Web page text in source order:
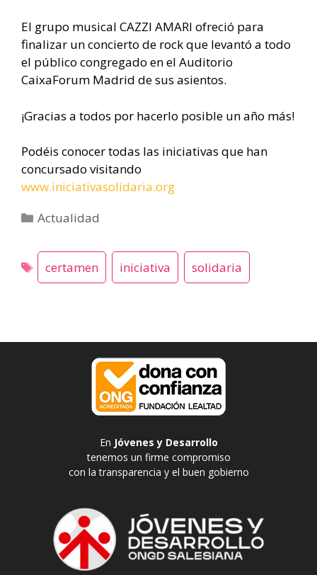
El grupo musical CAZZI AMARI ofreció para
finalizar un concierto de rock que levantó a todo
el público congregado en el Auditorio
CaixaForum Madrid de sus asientos.
¡Gracias a todos por hacerlo posible un año más!
Podéis conocer todas las iniciativas que han
concursado visitando
www.iniciativasolidaria.org
Categorías
Actualidad
certamen iniciativa solidaria
En Jóvenes y Desarrollo
tenemos un firme compromiso
con la transparencia y el buen gobierno